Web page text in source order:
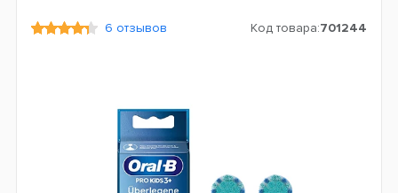
6 отзывов Код товара:701244